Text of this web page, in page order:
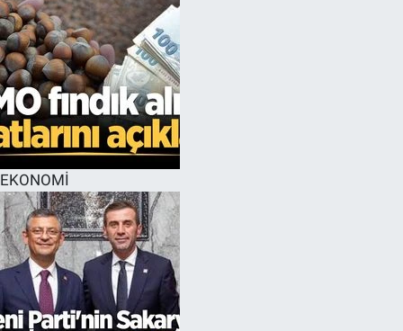
EKONOMİ